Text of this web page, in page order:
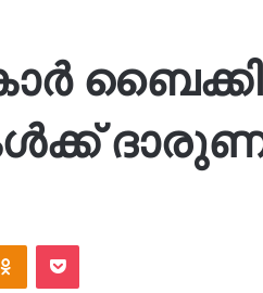
Odnoklassniki
Pocket